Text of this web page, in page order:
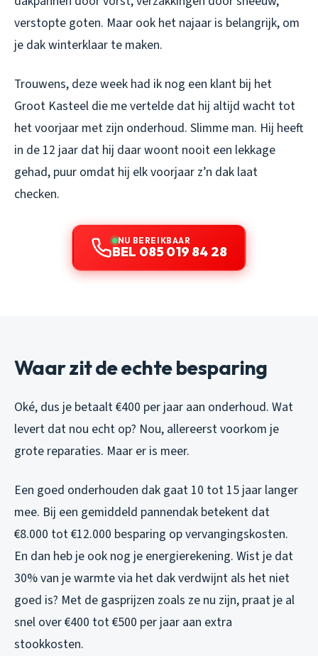
verstopte goten. Maar ook het najaar is belangrijk, om
je dak winterklaar te maken.
Trouwens, deze week had ik nog een klant bij het
Groot Kasteel die me vertelde dat hij altijd wacht tot
het voorjaar met zijn onderhoud. Slimme man. Hij heeft
in de 12 jaar dat hij daar woont nooit een lekkage
gehad, puur omdat hij elk voorjaar z’n dak laat
checken.
NU BEREIKBAAR
BEL 085 019 84 28
Waar zit de echte besparing
Oké, dus je betaalt €400 per jaar aan onderhoud. Wat
levert dat nou echt op? Nou, allereerst voorkom je
grote reparaties. Maar er is meer.
Een goed onderhouden dak gaat 10 tot 15 jaar langer
mee. Bij een gemiddeld pannendak betekent dat
€8.000 tot €12.000 besparing op vervangingskosten.
En dan heb je ook nog je energierekening. Wist je dat
30% van je warmte via het dak verdwijnt als het niet
goed is? Met de gasprijzen zoals ze nu zijn, praat je al
snel over €400 tot €500 per jaar aan extra
stookkosten.